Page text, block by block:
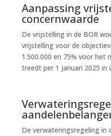
Aanpassing
concernwaarde
De vrijstelling in de BOR
vrijstelling voor de
1.500.000 en 75% voor het
treedt per 1 januari 2025 in
De verwateringsregeling in